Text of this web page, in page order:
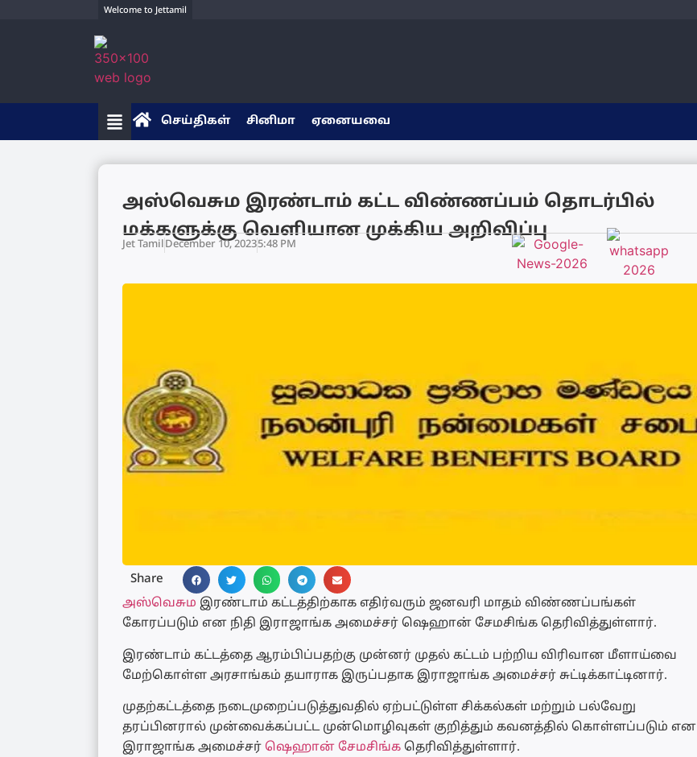
Welcome to Jettamil
செய்திகள் சினிமா ஏனையவை
அஸ்வெசும இரண்டாம் கட்ட விண்ணப்பம் தொடர்பில்
மக்களுக்கு வெளியான முக்கிய அறிவிப்பு
Jet TamilDecember 10, 20235:48 PM
Share
அஸ்வெசும இரண்டாம் கட்டத்திற்காக எதிர்வரும் ஜனவரி மாதம் விண்ணப்பங்கள்
கோரப்படும் என நிதி இராஜாங்க அமைச்சர் ஷெஹான் சேமசிங்க தெரிவித்துள்ளார்.
இரண்டாம் கட்டத்தை ஆரம்பிப்பதற்கு முன்னர் முதல் கட்டம் பற்றிய விரிவான மீளாய்வை
மேற்கொள்ள அரசாங்கம் தயாராக இருப்பதாக இராஜாங்க அமைச்சர் சுட்டிக்காட்டினார்.
முதற்கட்டத்தை நடைமுறைப்படுத்துவதில் ஏற்பட்டுள்ள சிக்கல்கள் மற்றும் பல்வேறு
தரப்பினரால் முன்வைக்கப்பட்ட முன்மொழிவுகள் குறித்தும் கவனத்தில் கொள்ளப்படும் என
இராஜாங்க அமைச்சர் ஷெஹான் சேமசிங்க தெரிவித்துள்ளார்.